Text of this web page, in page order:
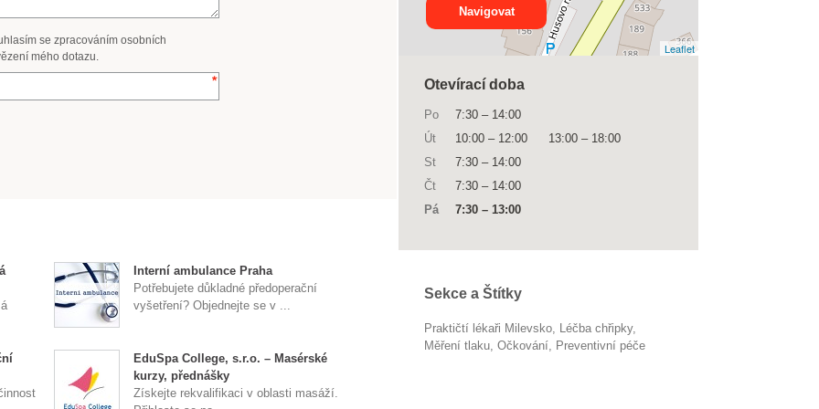
se zpracováním osobních
mého dotazu.
Interní ambulance Praha
Potřebujete důkladné předoperační
vyšetření? Objednejte se v ...
EduSpa College, s.r.o. – Masérské
kurzy, přednášky
Získejte rekvalifikaci v oblasti masáží.
Leaflet
Navigovat
Otevírací doba
Po 7:30 – 14:00
Út
10:00 – 12:00 13:00 – 18:00
St
7:30 – 14:00
Čt
7:30 – 14:00
Pá
7:30 – 13:00
Sekce a Štítky
Praktičtí lékaři Milevsko
léčba chřipky
měření tlaku
očkování preventivní péče